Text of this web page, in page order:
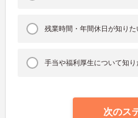
残業時間・年間休日が知りた
手当や福利厚生について知り
次のス